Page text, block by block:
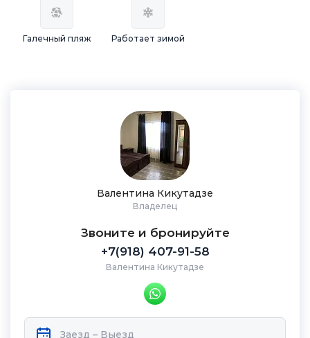
Галечный пляж Работает зимой
Валентина Кикутадзе
Владелец
Звоните и бронируйте
+7(918) 407-91-58
Валентина Кикутадзе